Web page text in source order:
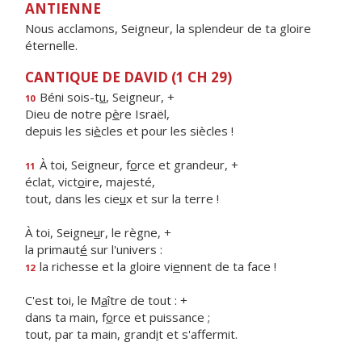
ANTIENNE
Nous acclamons, Seigneur, la splendeur de ta gloire
éternelle.
CANTIQUE DE DAVID (1 CH 29)
10 Béni sois-tu, Seigneur, +
Dieu de notre père Israël,
depuis les siècles et pour les siècles !
11 À toi, Seigneur, force et grandeur, +
éclat, victoire, majesté,
tout, dans les cieux et sur la terre !
À toi, Seigneur, le règne, +
la primauté sur l'univers :
12 la richesse et la gloire viennent de ta face !
C'est toi, le Maître de tout : +
dans ta main, force et puissance ;
tout, par ta main, grandit et s'affermit.